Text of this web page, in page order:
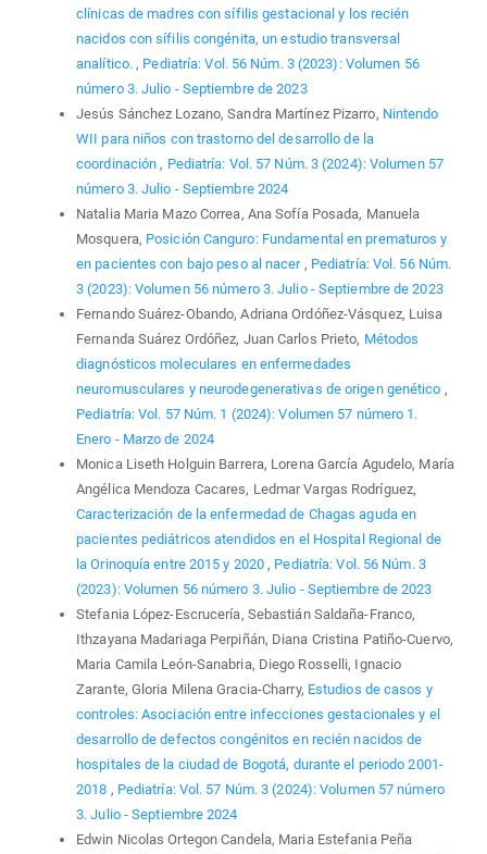
clínicas de madres con sífilis gestacional y los recién
nacidos con sífilis congénita, un estudio transversal
analítico. , Pediatría: Vol. 56 Núm. 3 (2023): Volumen 56
número 3. Julio - Septiembre de 2023
Jesús Sánchez Lozano, Sandra Martínez Pizarro, Nintendo
WII para niños con trastorno del desarrollo de la
coordinación , Pediatría: Vol. 57 Núm. 3 (2024): Volumen 57
número 3. Julio - Septiembre 2024
Natalia Maria Mazo Correa, Ana Sofía Posada, Manuela
Mosquera, Posición Canguro: Fundamental en prematuros y
en pacientes con bajo peso al nacer , Pediatría: Vol. 56 Núm.
3 (2023): Volumen 56 número 3. Julio - Septiembre de 2023
Fernando Suárez-Obando, Adriana Ordóñez-Vásquez, Luisa
Fernanda Suárez Ordóñez, Juan Carlos Prieto, Métodos
diagnósticos moleculares en enfermedades
neuromusculares y neurodegenerativas de origen genético ,
Pediatría: Vol. 57 Núm. 1 (2024): Volumen 57 número 1.
Enero - Marzo de 2024
Monica Liseth Holguin Barrera, Lorena García Agudelo, María
Angélica Mendoza Cacares, Ledmar Vargas Rodríguez,
Caracterización de la enfermedad de Chagas aguda en
pacientes pediátricos atendidos en el Hospital Regional de
la Orinoquía entre 2015 y 2020 , Pediatría: Vol. 56 Núm. 3
(2023): Volumen 56 número 3. Julio - Septiembre de 2023
Stefania López-Escrucería, Sebastián Saldaña-Franco,
Ithzayana Madariaga Perpiñán, Diana Cristina Patiño-Cuervo,
Maria Camila León-Sanabria, Diego Rosselli, Ignacio
Zarante, Gloria Milena Gracia-Charry, Estudios de casos y
controles: Asociación entre infecciones gestacionales y el
desarrollo de defectos congénitos en recién nacidos de
hospitales de la ciudad de Bogotá, durante el periodo 2001-
2018 , Pediatría: Vol. 57 Núm. 3 (2024): Volumen 57 número
3. Julio - Septiembre 2024
Edwin Nicolas Ortegon Candela, Maria Estefania Peña